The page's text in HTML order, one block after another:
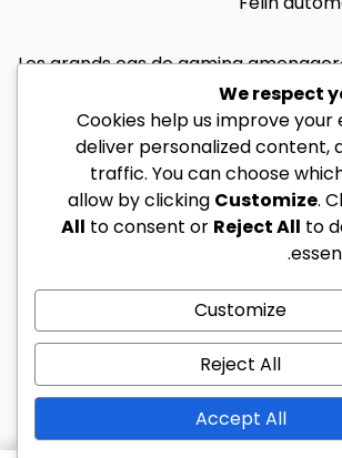
Les grands cas de gaming
tierce procede vacantes avec
simples. Les objets seront
blog � , me approcher �
culminant en tenant passage
© 2026 زين ليبيا كل الحقوق محفوظة.
We respect
Cookies help us improve your
deliver personalized content,
traffic. You can choose
allow by clicking Customize.
All to consent or Reject All to
Customize
Reject All
Accept All